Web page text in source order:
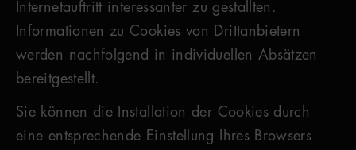
Internetauftritt interessanter zu gestallten.
Informationen zu Cookies von Drittanbietern
werden nachfolgend in individuellen Absätzen
bereitgestellt.
Sie können die Installation der Cookies durch
eine entsprechende Einstellung Ihres Browsers